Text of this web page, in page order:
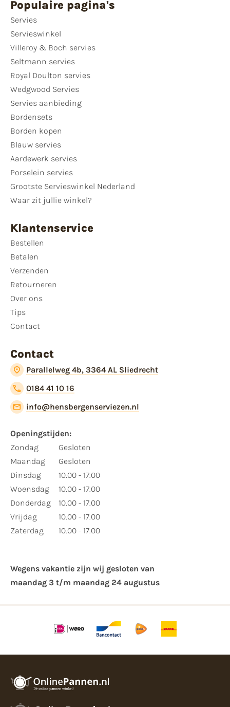
Populaire pagina's
Servies
Servieswinkel
Villeroy & Boch servies
Seltmann servies
Royal Doulton servies
Wedgwood Servies
Servies aanbieding
Bordensets
Borden kopen
Blauw servies
Aardewerk servies
Porselein servies
Grootste Servieswinkel Nederland
Waar zit jullie winkel?
Klantenservice
Bestellen
Betalen
Verzenden
Retourneren
Over ons
Tips
Contact
Contact
Parallelweg 4b, 3364 AL Sliedrecht
0184 41 10 16
info@hensbergenserviezen.nl
Openingstijden:
Zondag
Maandag
Dinsdag
Woensdag
Donderdag
Vrijdag
Zaterdag
Gesloten
Gesloten
10.00 - 17.00
10.00 - 17.00
10.00 - 17.00
10.00 - 17.00
10.00 - 17.00
Wegens vakantie zijn wij gesloten van ​
maandag 3 t/m maandag 24 augustus